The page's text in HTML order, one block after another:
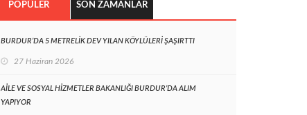
POPÜLER SON ZAMANLAR
BURDUR’DA 5 METRELİK DEV YILAN KÖYLÜLERİ ŞAŞIRTTI
27 Haziran 2026
AİLE VE SOSYAL HİZMETLER BAKANLIĞI BURDUR’DA ALIM
YAPIYOR